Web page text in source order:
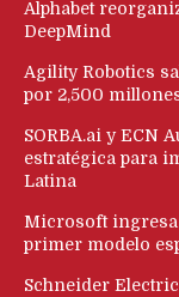
Alphabet
DeepMind
Agility Robotics
por 2,500
SORBA.ai y ECN
estratégica para
Latina
Microsoft ingresa
primer modelo
Schneider